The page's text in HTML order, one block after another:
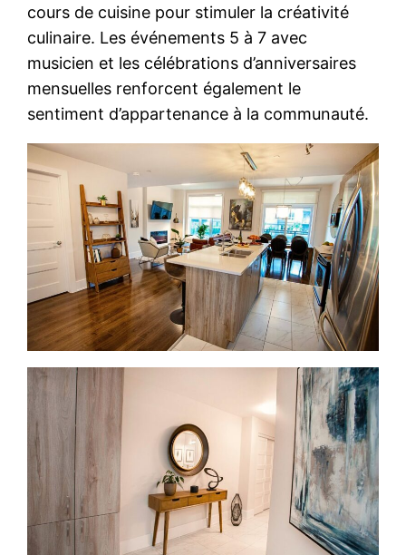
cours de cuisine pour stimuler la créativité
culinaire. Les événements 5 à 7 avec
musicien et les célébrations d’anniversaires
mensuelles renforcent également le
sentiment d’appartenance à la communauté.